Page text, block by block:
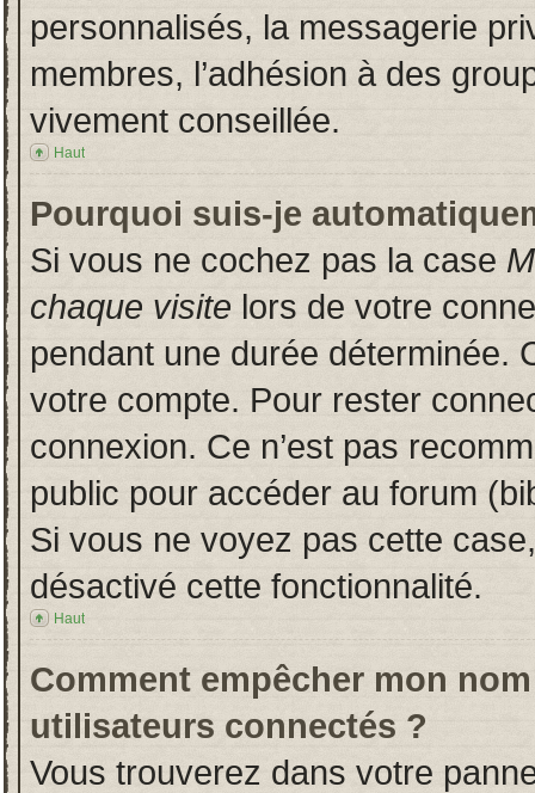
personnalisés, la messagerie
membres, l’adhésion à des
vivement conseillée.
Haut
Pourquoi suis-je
Si vous ne cochez pas la case
chaque visite lors de votre
pendant une durée déterminée.
votre compte. Pour rester
connexion. Ce n’est pas
public pour accéder au forum
Si vous ne voyez pas cette
désactivé cette fonctionnalité.
Haut
Comment empêcher mon
utilisateurs connectés ?
Vous trouverez dans votre